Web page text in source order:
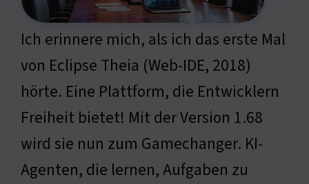
Ich erinnere mich, als ich das erste Mal
von Eclipse Theia (Web-IDE, 2018)
hörte. Eine Plattform, die Entwicklern
Freiheit bietet! Mit der Version 1.68
wird sie nun zum Gamechanger. KI-
Agenten, die lernen, Aufgaben zu